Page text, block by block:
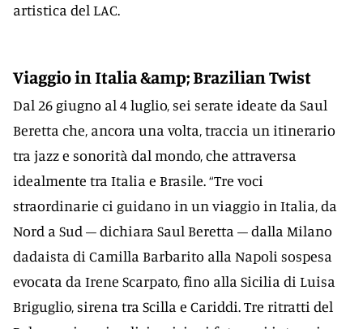
artistica del LAC.
Viaggio in Italia &amp; Brazilian Twist
Dal 26 giugno al 4 luglio, sei serate ideate da Saul
Beretta che, ancora una volta, traccia un itinerario
tra jazz e sonorità dal mondo, che attraversa
idealmente tra Italia e Brasile. “Tre voci
straordinarie ci guidano in un viaggio in Italia, da
Nord a Sud – dichiara Saul Beretta – dalla Milano
dadaista di Camilla Barbarito alla Napoli sospesa
evocata da Irene Scarpato, fino alla Sicilia di Luisa
Briguglio, sirena tra Scilla e Cariddi. Tre ritratti del